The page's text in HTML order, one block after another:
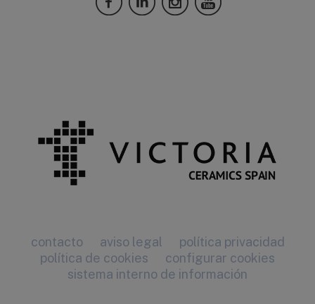
contacto aviso legal
política privacidad
política de cookies
configurar cookies
sistema interno de información